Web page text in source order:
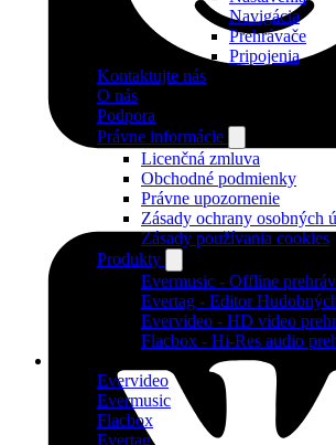
Navigácia
Prehrávače
Pripojenia
Kontaktujte nás
O nás
Podpora
Právne informácie
Licenčná zmluva
Obchodné podmienky
Právne upozornenie
Zásady ochrany osobných
Zásady používania cookies
Produkty
Evermusic - Offline
Evertag - Editor
Evervideo - HD video
Flacbox - Hi-Res audio
Evervideo
Evermusic
Flacbox
Evertag